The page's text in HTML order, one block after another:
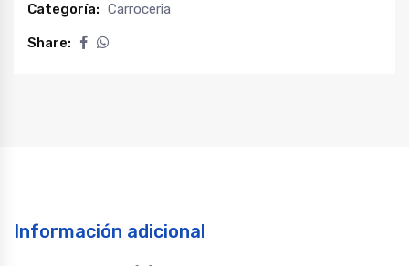
parachoque
delantero
Categoría: Carroceria
Share:
Información adicional